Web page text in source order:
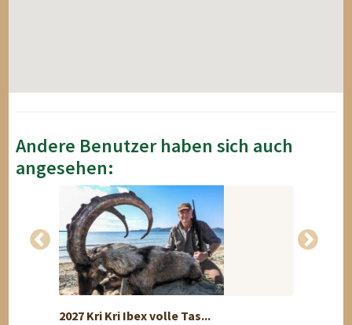
Andere Benutzer haben sich auch
angesehen:
2027 Kri Kri Ibex volle Tas...